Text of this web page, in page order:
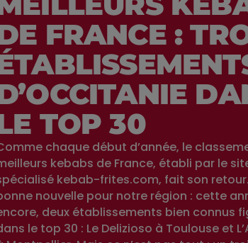
FRANCE :
TOP 30
chaque début d’année, le
kebabs de France, établi par le
kebab-frites.com, fait son
nouvelle pour notre région : cette
deux établissements bien connus
le top 30 : Le Delizioso à Toulouse et